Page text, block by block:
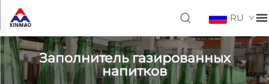
RU
Заполнитель газированных
напитков